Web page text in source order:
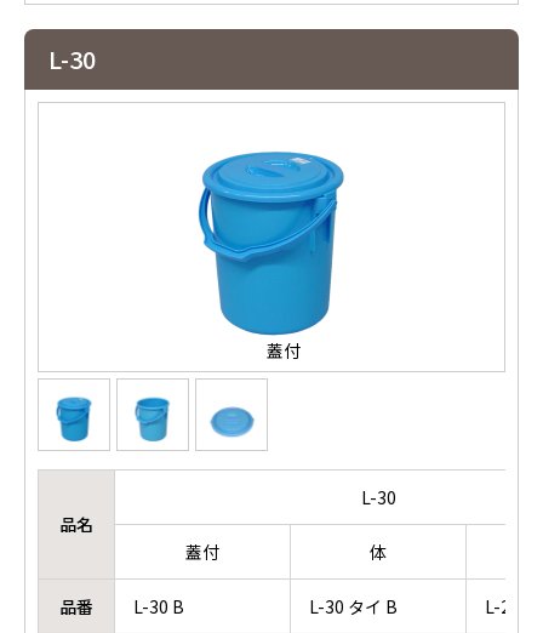
L-30
蓋付
品名
L-30
蓋付 体
品番 L-30 B L-30 タイ B L-23/